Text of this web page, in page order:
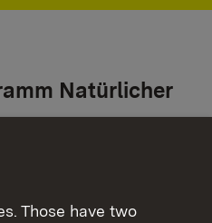
Natürlicher